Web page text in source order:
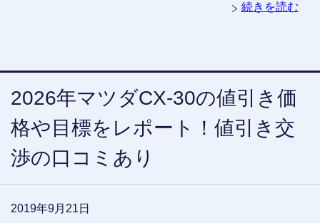
続きを読む
2026年マツダCX-30の値引き価
格や目標をレポート！値引き交
渉の口コミあり
2019年9月21日